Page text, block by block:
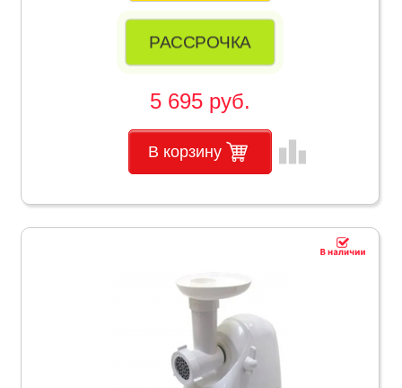
РАССРОЧКА
5 695 руб.
В корзину leaderboard